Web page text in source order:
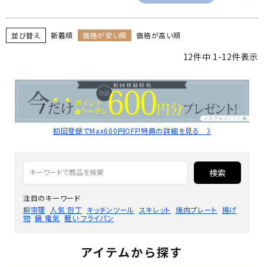
並び替え 新着順 価格が安い順 価格が高い順
12件中 1-12件表示
初回登録でMax600円OFF!特典の詳細を見る 》
検索
注目のキーワード
柳宗理
人気 包丁 キッチンツール スキレット 焼肉プレート 揚げ
物 鍋 電気 軽い フライパン
アイテムから探す